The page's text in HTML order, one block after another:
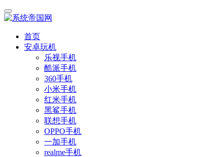
首页
安卓玩机
乐视手机
酷派手机
360手机
小米手机
红米手机
黑鲨手机
联想手机
OPPO手机
一加手机
realme手机